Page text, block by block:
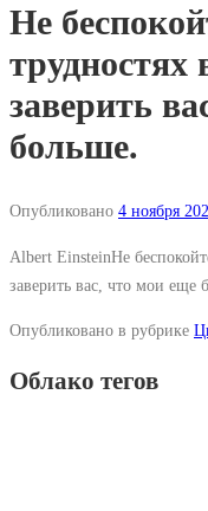
Не
трудностях
заверить
больше.
Опубликовано 4 ноября
Albert EinsteinНе
заверить вас, что мои еще
Опубликовано в рубрике
Облако тегов